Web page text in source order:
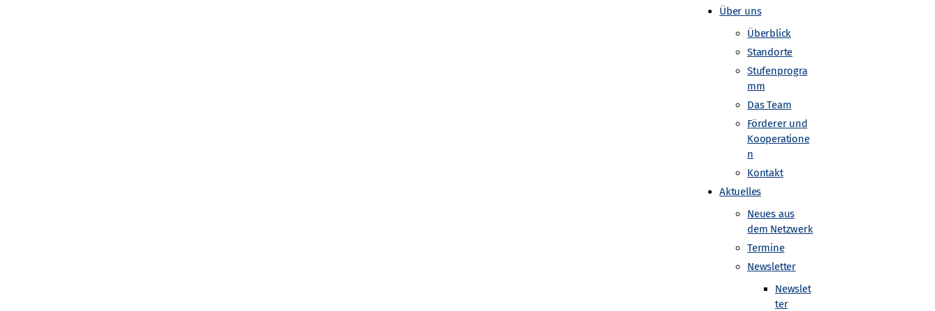
Über uns
Überblick
Standorte
Stufenprogra
mm
Das Team
Förderer und
Kooperatione
n
Kontakt
Aktuelles
Neues aus
dem Netzwerk
Termine
Newsletter
Newslet
ter
Der Workshop Teilchenphysik findet am Schuldorf Bergstrasse in Seeheim-Jugenheim im Rahmen des MINT-AG
Zentrum (Stadt Darmstadt, Landkreis Darmstadt-Dieburg) statt. Er steht interessierten Schülern während des